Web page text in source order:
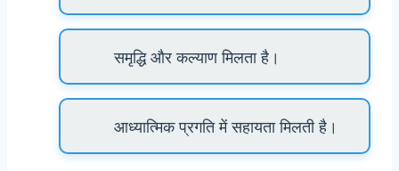
समृद्धि और कल्याण मिलता है।
आध्यात्मिक प्रगति में सहायता मिलती है।